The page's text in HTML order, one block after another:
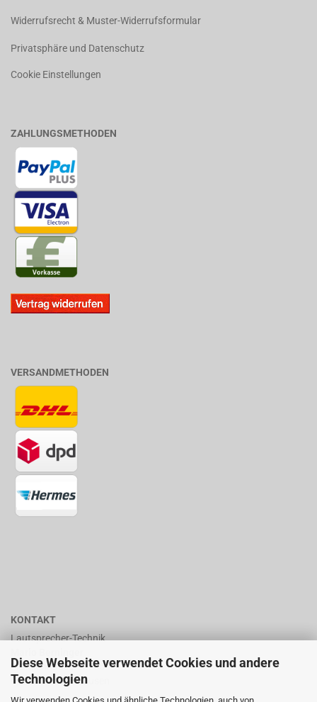
Diese Webseite verwendet Cookies und andere
Technologien
Wir verwenden Cookies und ähnliche Technologien, auch von
Widerrufsrecht & Muster-Widerrufsformular
Privatsphäre und Datenschutz
Cookie Einstellungen
ZAHLUNGSMETHODEN
VERSANDMETHODEN
KONTAKT
Lautsprecher-Technik
Frankenhäuserstr. 65
99706 Sondershausen